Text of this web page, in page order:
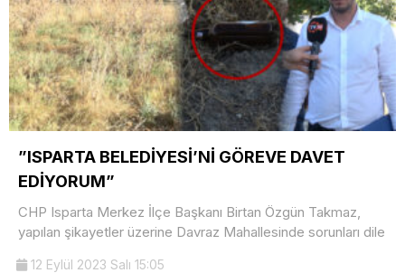
”ISPARTA BELEDİYESİ’Nİ GÖREVE DAVET
EDİYORUM”
CHP Isparta Merkez İlçe Başkanı Birtan Özgün Takmaz,
yapılan şikayetler üzerine Davraz Mahallesinde sorunları dile
12 Eylül 2023 Salı 15:05